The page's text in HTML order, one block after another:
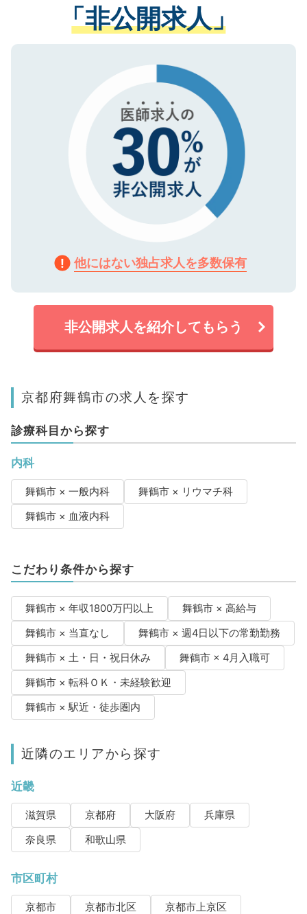
管理基準を満たした事業者のみに付与され
る、プライバシーマークを取得済みです。
ご登録いただいた個人情報は、SSL（デー
で、機密保持に関してもご安心ください。
させていただきます。すぐにご転職をされ
ない方には、長期的なサポートが可能です
ので、まずはご登録ください。
「非公開求人」
他にはない独占求人を多数保有
非公開求人を紹介してもらう
京都府舞鶴市の求人を探す
診療科目から探す
内科
舞鶴市 × 一般内科
舞鶴市 × リウマチ科
舞鶴市 × 血液内科
こだわり条件から探す
舞鶴市 × 年収1800万円以上
舞鶴市 × 高給与
舞鶴市 × 当直なし
舞鶴市 × 週4日以下の常勤勤務
舞鶴市 × 土・日・祝日休み
舞鶴市 × 4月入職可
舞鶴市 × 転科ＯＫ・未経験歓迎
舞鶴市 × 駅近・徒歩圏内
近隣のエリアから探す
近畿
滋賀県 京都府 大阪府
兵庫県
奈良県
和歌山県
市区町村
京都市 京都市北区
京都市上京区